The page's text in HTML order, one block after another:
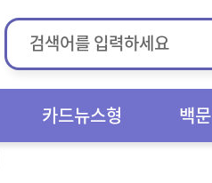
카드뉴스형 백